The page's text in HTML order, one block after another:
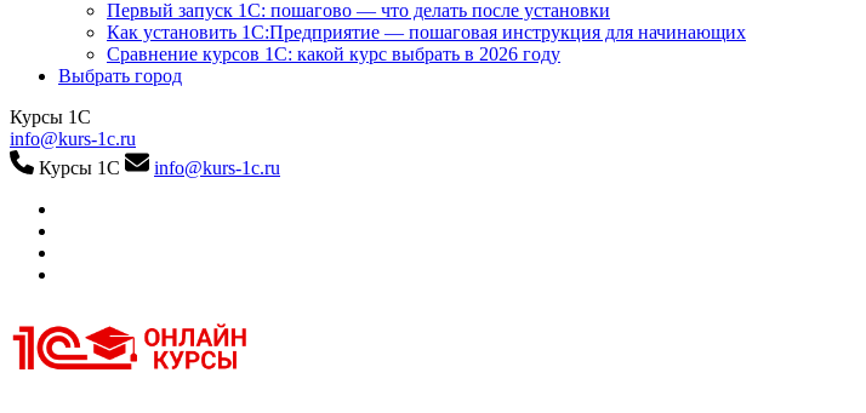
Первый запуск 1С: пошагово — что делать после установки
Как установить 1С:Предприятие — пошаговая инструкция для начинающих
Сравнение курсов 1С: какой курс выбрать в 2026 году
Выбрать город
Курсы 1С
info@kurs-1c.ru
Курсы 1С
info@kurs-1c.ru